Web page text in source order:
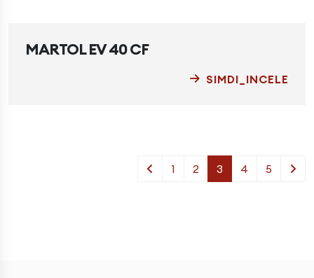
MARTOL EV 40 CF
SIMDI_INCELE
1 2 3 4 5